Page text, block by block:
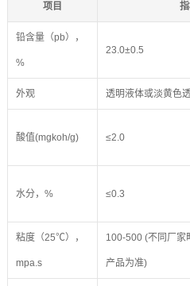
项目
铅含量（pb），
%
23.0±0.5
外观 透明液体或淡黄色
酸值(mgkoh/g) ≤2.0
水分，% ≤0.3
粘度（25℃），
mpa.s
100-500 (不同厂家
产品为准)